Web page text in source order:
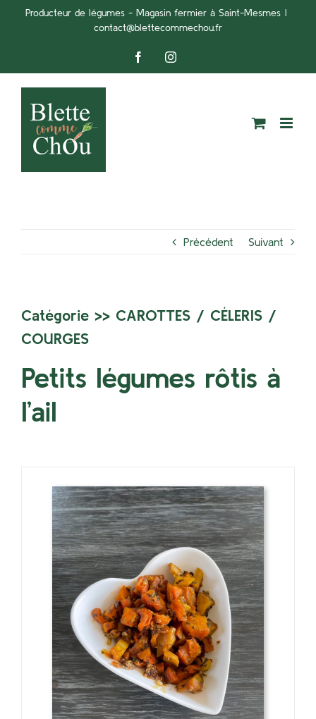
PasserProducteur de légumes - Magasin fermier à Saint-Mesmes |
contact@blettecommechou.fr
FacebookInstagram
Précédent Suivant
Catégorie >> CAROTTES / CÉLERIS /
COURGES
Petits légumes rôtis à
l’ail